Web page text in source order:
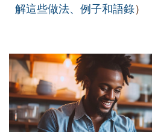
解這些做法、例子和語錄）